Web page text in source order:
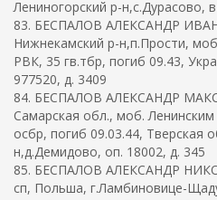
Лениногорский р-н,с.Дурасово,
83. БЕСПАЛОВ АЛЕКСАНДР
Нижнекамский р-н,п.Прости,
РВК, 35 гв.тбр, погиб 09.43,
977520, д. 3409
84. БЕСПАЛОВ АЛЕКСАНДР
Самарская обл., моб.
осбр, погиб 09.03.44, Тверская
н,д.Демидово, оп. 18002, д. 345
85. БЕСПАЛОВ АЛЕКСАНДР
сп, Польша, г.Ламбиновице-